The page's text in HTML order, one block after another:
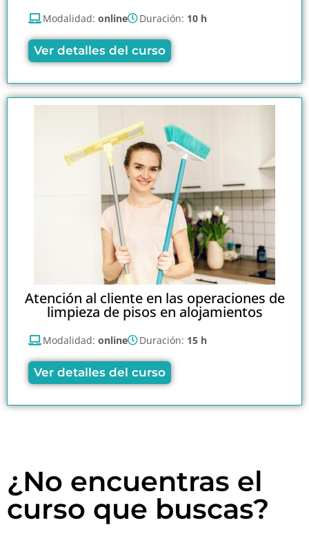
Modalidad: online Duración: 10 h
Ver detalles del curso
Atención al cliente en las operaciones de
limpieza de pisos en alojamientos
Modalidad: online Duración: 15 h
Ver detalles del curso
¿No encuentras el
curso que buscas?